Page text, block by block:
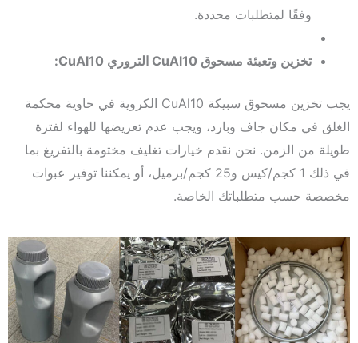
وفقًا لمتطلبات محددة.
تخزين وتعبئة مسحوق CuAl10 التروري CuAl10:
يجب تخزين مسحوق سبيكة CuAl10 الكروية في حاوية محكمة
الغلق في مكان جاف وبارد، ويجب عدم تعريضها للهواء لفترة
طويلة من الزمن. نحن نقدم خيارات تغليف مختومة بالتفريغ بما
في ذلك 1 كجم/كيس و25 كجم/برميل، أو يمكننا توفير عبوات
مخصصة حسب متطلباتك الخاصة.